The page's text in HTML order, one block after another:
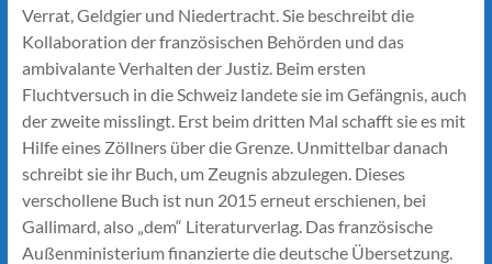
Verrat, Geldgier und Niedertracht. Sie beschreibt die
Kollaboration der französischen Behörden und das
ambivalante Verhalten der Justiz. Beim ersten
Fluchtversuch in die Schweiz landete sie im Gefängnis, auch
der zweite misslingt. Erst beim dritten Mal schafft sie es mit
Hilfe eines Zöllners über die Grenze. Unmittelbar danach
schreibt sie ihr Buch, um Zeugnis abzulegen. Dieses
verschollene Buch ist nun 2015 erneut erschienen, bei
Gallimard, also „dem“ Literaturverlag. Das französische
Außenministerium finanzierte die deutsche Übersetzung.